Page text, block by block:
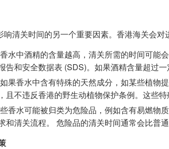
响清关时间的另一个重要因素。香港海关会
香水中酒精的含量越高，清关所需的时间可能
告和安全数据表 (SDS)。如果酒精含量超过
如果香水中含有特殊的天然成分，如某些植物
且不违反香港的野生动植物保护条例。这些特
香水可能被归类为危险品，例如含有易燃物
和清关流程。 危险品的清关时间通常会比普